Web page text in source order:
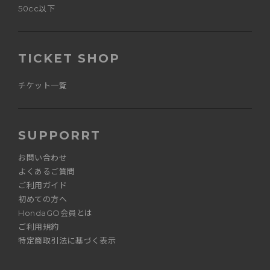
50cc以下
TICKET SHOP
チケット一覧
SUPPORRT
お問い合わせ
よくあるご質問
ご利用ガイド
初めての方へ
HondaGO会員とは
ご利用規約
特定商取引法に基づく表示